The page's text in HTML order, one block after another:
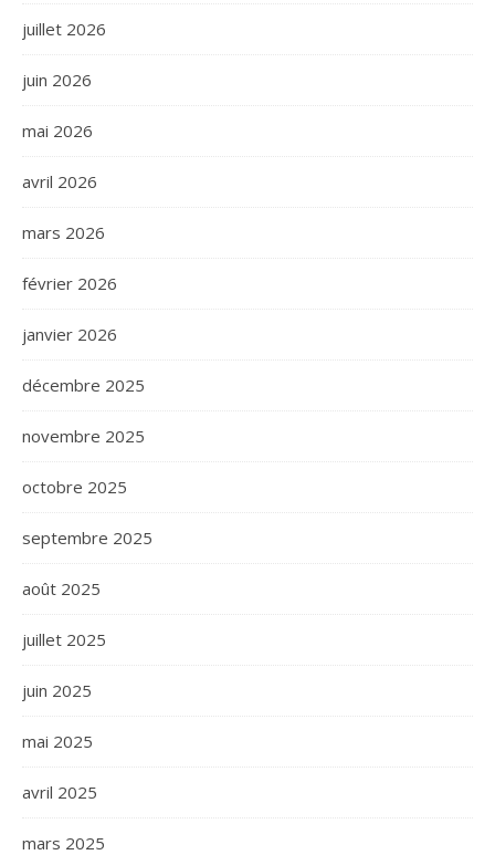
juillet 2026
juin 2026
mai 2026
avril 2026
mars 2026
février 2026
janvier 2026
décembre 2025
novembre 2025
octobre 2025
septembre 2025
août 2025
juillet 2025
juin 2025
mai 2025
avril 2025
mars 2025